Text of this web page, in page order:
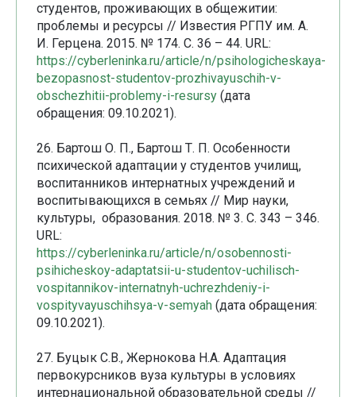
студентов, проживающих в общежитии:
проблемы и ресурсы // Известия РГПУ им. А.
И. Герцена. 2015. № 174. С. 36 – 44. URL:
https://cyberleninka.ru/article/n/psihologicheskaya-
bezopasnost-studentov-prozhivayuschih-v-
obschezhitii-problemy-i-resursy (дата
обращения: 09.10.2021).
26. Бартош О. П., Бартош Т. П. Особенности
психической адаптации у студентов училищ,
воспитанников интернатных учреждений и
воспитывающихся в семьях // Мир науки,
культуры, образования. 2018. № 3. С. 343 – 346.
URL:
https://cyberleninka.ru/article/n/osobennosti-
psihicheskoy-adaptatsii-u-studentov-uchilisch-
vospitannikov-internatnyh-uchrezhdeniy-i-
vospityvayuschihsya-v-semyah (дата обращения:
09.10.2021).
27. Буцык С.В., Жернокова Н.А. Адаптация
первокурсников вуза культуры в условиях
интернациональной образовательной среды //